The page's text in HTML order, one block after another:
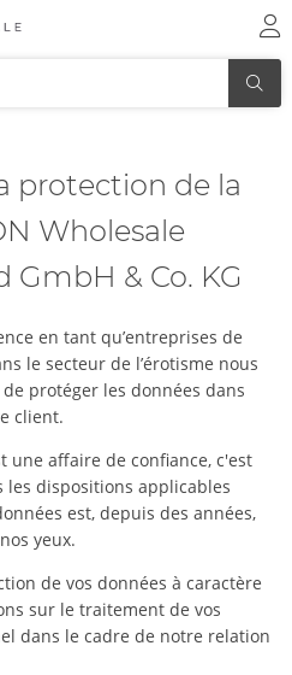
protection de la
Wholesale
GmbH & Co. KG
en tant qu’entreprises de
le secteur de l’érotisme nous
protéger les données dans
client.
une affaire de confiance, c'est
dispositions applicables
est, depuis des années,
yeux.
de vos données à caractère
sur le traitement de vos
dans le cadre de notre relation